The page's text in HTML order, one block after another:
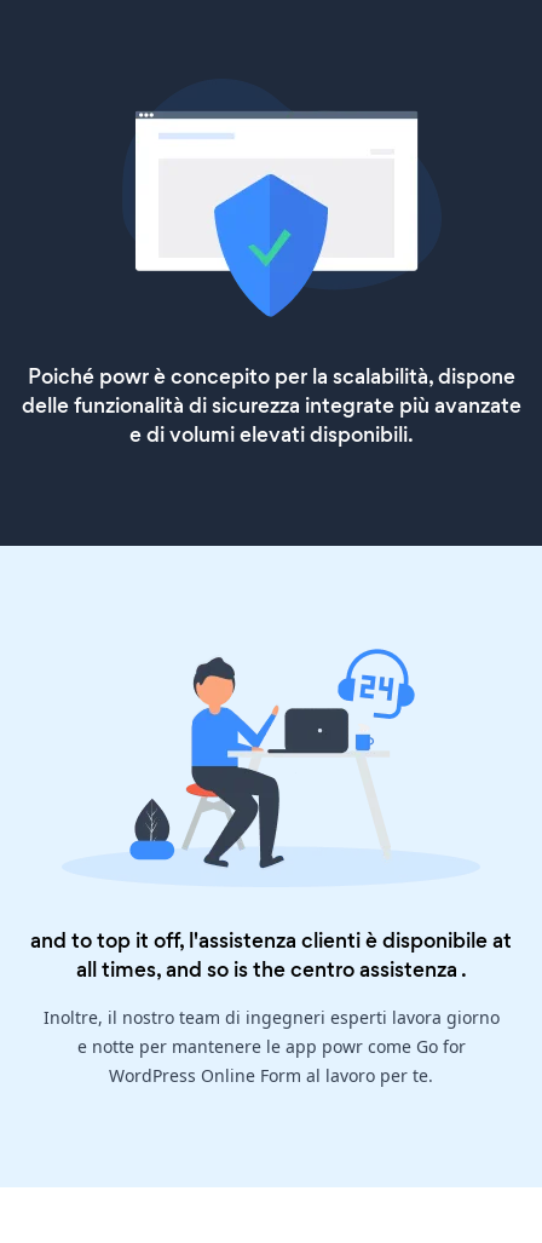
Poiché powr è concepito per la scalabilità, dispone
delle funzionalità di sicurezza integrate più avanzate
e di volumi elevati disponibili.
and to top it off, l'assistenza clienti è disponibile at
all times, and so is thecentro assistenza .
Inoltre, il nostro team di ingegneri esperti lavora giorno
e notte per mantenere le app powr come Go for
WordPress Online Form al lavoro per te.